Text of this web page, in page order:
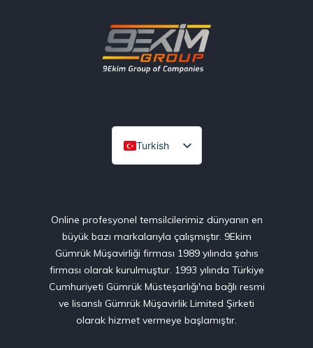
Turkish
English
Online profesyonel temsilcilerimiz dünyanın en
büyük bazı markalarıyla çalışmıştır. 9Ekim
Gümrük Müşavirliği firması 1989 yılında şahıs
firması olarak kurulmuştur. 1993 yılında Türkiye
Cumhuriyeti Gümrük Müsteşarlığı'na bağlı resmi
ve lisanslı Gümrük Müşavirlik Limited Şirketi
olarak hizmet vermeye başlamıştır.